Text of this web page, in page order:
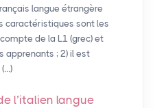
langue étrangère
caractéristiques sont les
de la L1 (grec) et
apprenants ; 2) il est
l’italien langue